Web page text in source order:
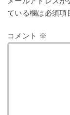
ている欄は必須項
コメント ※